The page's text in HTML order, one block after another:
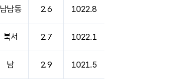
남남동 2.6 1022.8
북서 2.7 1022.1
남 2.9 1021.5